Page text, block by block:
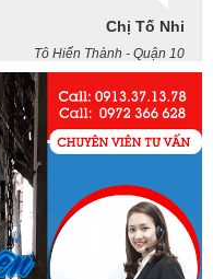
Tô Hiến Thành - Quận 10
từ 3/2 về đường Cộng
dịch vụ chuyển nhà
công ty Khôi
ơn quý công ty.
Phạm Minh Tuấn
2 Cộng Hòa, P.13, Q. Tân Bình